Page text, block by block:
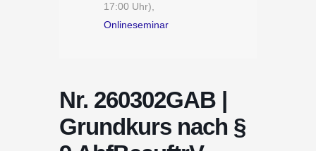
17:00 Uhr),
Onlineseminar
Nr. 260302GAB |
Grundkurs nach §